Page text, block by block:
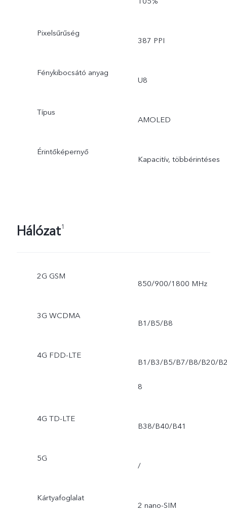
Pixelsűrűség
387 PPI
Fénykibocsátó anyag
U8
Típus
AMOLED
Érintőképernyő
Kapacitív, többérintéses
Hálózat1
2G GSM
850/900/1800 MHz
3G WCDMA
B1/B5/B8
4G FDD-LTE
B1/B3/B5/B7/B8/B20/
8
4G TD-LTE
B38/B40/B41
5G
/
Kártyafoglalat
2 nano-SIM